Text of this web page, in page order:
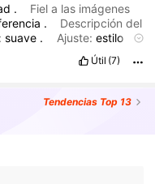
.
Fiel a las imágenes
.
Descripción del
suave . Ajuste: estilo
muy
Útil (7)
Tendencias Top 13